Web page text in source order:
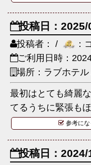
投稿日：2025/
投稿者： /
：
ご利用日時：
場所：ラブホテル
最初はとても綺麗
てるうちに緊張も
参考に
投稿日：2024/